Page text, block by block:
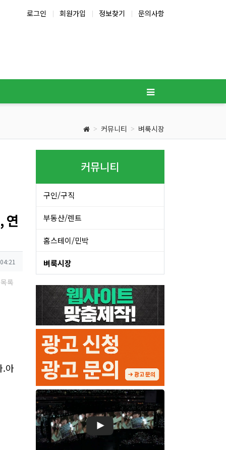
로그인 회원가입 정보찾기 문의사항
커뮤니티 벼룩시장
연
목록
.아
커뮤니티
구인/구직
부동산/렌트
홈스테이/민박
벼룩시장